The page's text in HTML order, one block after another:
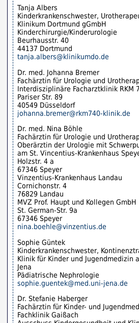
Tanja Albers
Kinderkrankenschwester,
Klinikum Dortmund gGmbH
Kinderchirurgie/Kinderurologie
Beurhausstr. 40
44137 Dortmund
tanja.albers@klinikumdo.de
Dr. med. Johanna Bremer
Fachärztin für Urologie und
Interdisziplinäre Facharztklinik RKM
Pariser Str. 89
40549 Düsseldorf
johanna.bremer@rkm740-klinik.de
Dr. med. Nina Böhle
Fachärztin für Urologie und
Oberärztin der Urologie mit
am St. Vincentius-Krankenhaus
Holzstr. 4 a
67346 Speyer
Vinzentius-Krankenhaus Landau
Cornichonstr. 4
76829 Landau
MVZ Prof. Haupt und Kollegen GmbH
St. German-Str. 9a
67346 Speyer
nina.boehle@vinzentius.de
Sophie Güntek
Kinderkrankenschwester,
Klinik für Kinder und Jugendmedizin
Jena
Pädiatrische Nephrologie
sophie.guentek@med.uni-jena.de
Dr. Stefanie Haberger
Fachärztin für Kinder- und
Fachklinik Gaißach